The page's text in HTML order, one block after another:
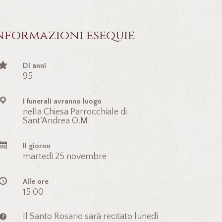
esequie
Di anni
95
I funerali avranno luogo
nella Chiesa Parrocchiale di
Sant’Andrea O.M.
Il giorno
martedì 25 novembre
Alle ore
15.00
Il Santo Rosario sarà recitato lunedì